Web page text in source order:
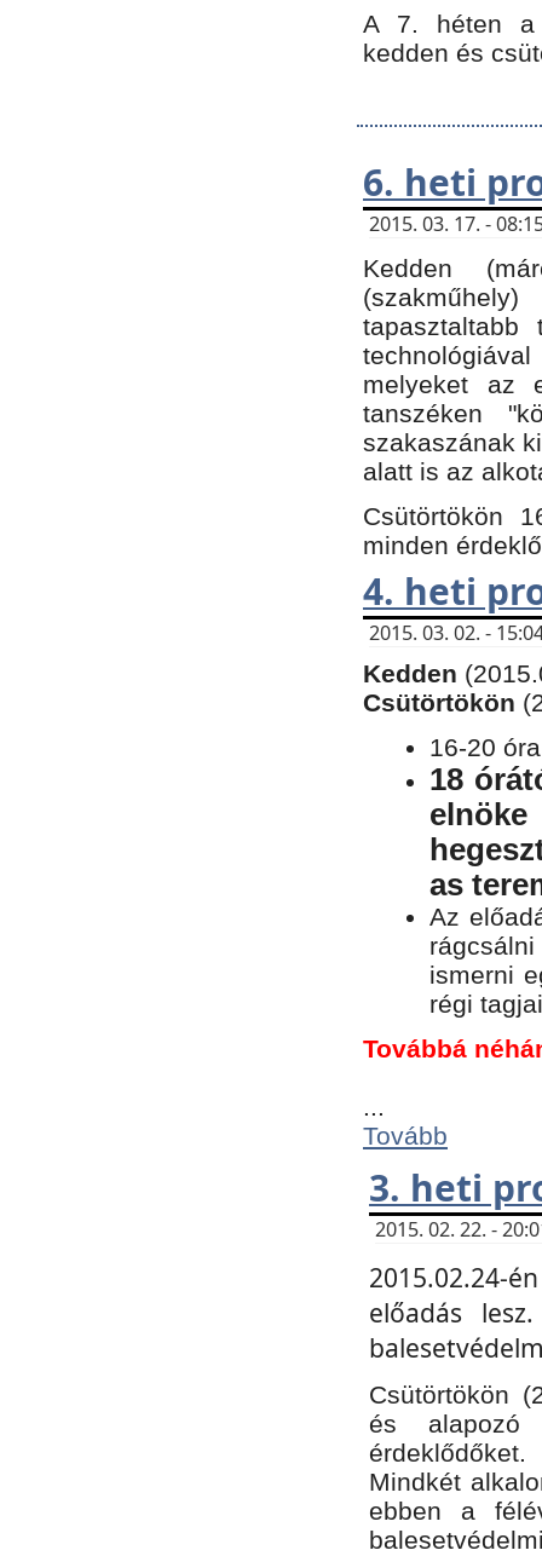
A 7. héten a
kedden és
6. heti
2015. 03. 17. -
Kedden
tapasztaltabb
melyeket az
tanszéken
szakaszának
alatt is az
Csütörtökön
minden
4. heti
2015. 03. 02. -
Kedden
Csütörtökön
16-20
18
as
Az
ismerni
régi
Továbbá
...
Tovább
3. heti
2015. 02. 22. -
2015.02.24-
előadás
Csütörtökön
és alapozó
érdeklődőket.
Mindkét
ebben a